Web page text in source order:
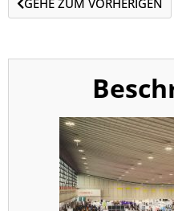
GEHE ZUM VORHERIGEN